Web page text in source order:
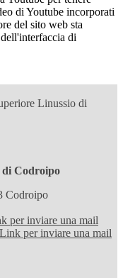
di Youtube incorporati
del sito web sta
di
Linussio di
Codroipo
Codroipo
per inviare una mail
Link per inviare una mail